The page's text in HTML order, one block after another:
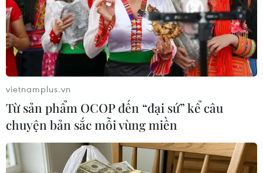
TIN LIÊN QUAN
vietnamplus.vn
Từ sản phẩm OCOP đến “đại sứ” kể câu
chuyện bản sắc mỗi vùng miền